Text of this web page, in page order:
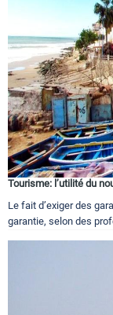
Tourisme: l’utilité du
Le fait d’exiger des
garantie, selon des